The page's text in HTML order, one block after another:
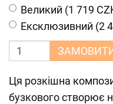
Великий (1 719
Ексклюзивний (2
Ця розкішна
бузкового створює